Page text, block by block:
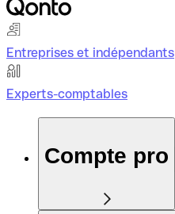
Entreprises et indépendants
Experts-comptables
Compte pro